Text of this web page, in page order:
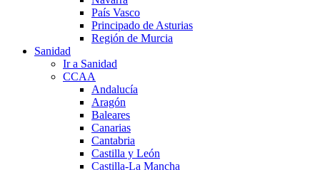
País Vasco
Principado de Asturias
Región de Murcia
Sanidad
Ir a Sanidad
CCAA
Andalucía
Aragón
Baleares
Canarias
Cantabria
Castilla y León
Castilla-La Mancha